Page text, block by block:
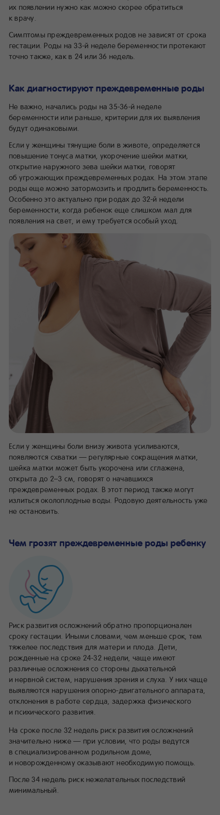
их появлении нужно как можно скорее обратиться
к врачу.
Симптомы преждевременных родов не зависят от срока
гестации. Роды на 33-й неделе беременности протекают
точно также, как в 24 или 36 недель.
Как диагностируют преждевременные роды
Не важно, начались роды на 35-36-й неделе
беременности или раньше, критерии для их выявления
будут одинаковыми.
Если у женщины тянущие боли в животе, определяется
повышение тонуса матки, укорочение шейки матки,
открытие наружного зева шейки матки, говорят
об угрожающих преждевременных родах. На этом этапе
роды еще можно затормозить и продлить беременность.
Особенно это актуально при родах до 32-й недели
беременности, когда ребенок еще слишком мал для
появления на свет, и ему требуется особый уход.
Если у женщины боли внизу живота усиливаются,
появляются схватки — регулярные сокращения матки,
шейка матки может быть укорочена или сглажена,
открыта до 2–3 см, говорят о начавшихся
преждевременных родах. В этот период также могут
излиться околоплодные воды. Родовую деятельность уже
не остановить.
Чем грозят преждевременные роды ребенку
Риск развития осложнений обратно пропорционален
сроку гестации. Иными словами, чем меньше срок, тем
тяжелее последствия для матери и плода. Дети,
рожденные на сроке 24-32 недели, чаще имеют
различные осложнения со стороны дыхательной
и нервной систем, нарушения зрения и слуха. У них чаще
выявляются нарушения опорно-двигательного аппарата,
отклонения в работе сердца, задержка физического
и психического развития.
На сроке после 32 недель риск развития осложнений
значительно ниже — при условии, что роды ведутся
в специализированном родильном доме,
и новорожденному оказывают необходимую помощь.
После 34 недель риск нежелательных последствий
минимальный.